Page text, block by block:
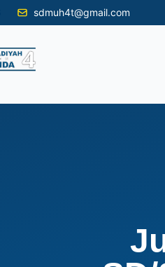
sdmuh4t@gmail.com